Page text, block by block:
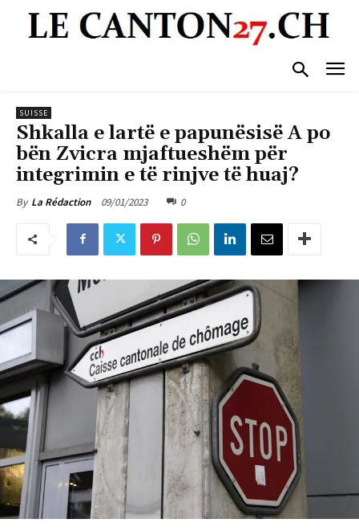
SUISSE
Shkalla e lartë e papunësisë A po
bën Zvicra mjaftueshëm për
integrimin e të rinjve të huaj?
By La Rédaction 09/01/2023 0